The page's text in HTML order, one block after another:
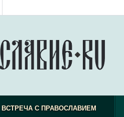
ВСТРЕЧА С ПРАВОСЛАВИЕМ